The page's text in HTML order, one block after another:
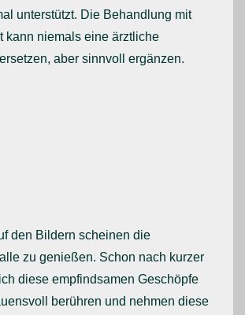
unterstützt. Die Behandlung mit
kann niemals eine ärztliche
aber sinnvoll ergänzen.
den Bildern scheinen die
zu genießen. Schon nach kurzer
diese empfindsamen Geschöpfe
berühren und nehmen diese